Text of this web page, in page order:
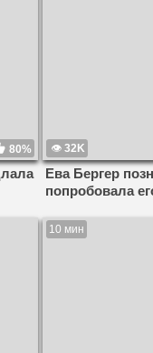
80% 32K
Ева Бергер
попробовала
10 мин